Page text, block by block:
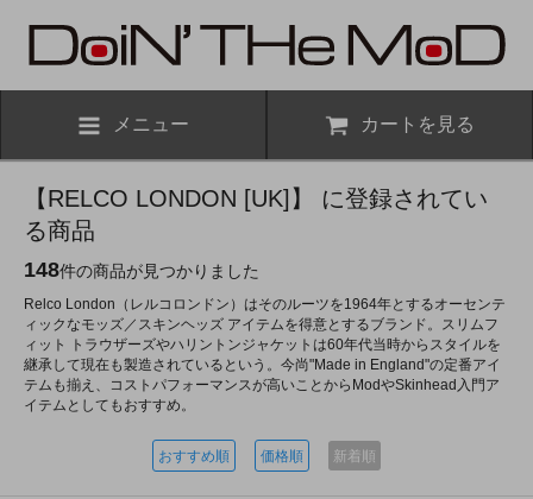
メニュー カートを見る
【RELCO LONDON [UK]】 に登録されてい
る商品
148件の商品が見つかりました
Relco London（レルコロンドン）はそのルーツを1964年とするオーセンテ
ィックなモッズ／スキンヘッズ アイテムを得意とするブランド。スリムフ
ィット トラウザーズやハリントンジャケットは60年代当時からスタイルを
継承して現在も製造されているという。今尚"Made in England"の定番アイ
テムも揃え、コストパフォーマンスが高いことからModやSkinhead入門ア
イテムとしてもおすすめ。
おすすめ順 価格順 新着順